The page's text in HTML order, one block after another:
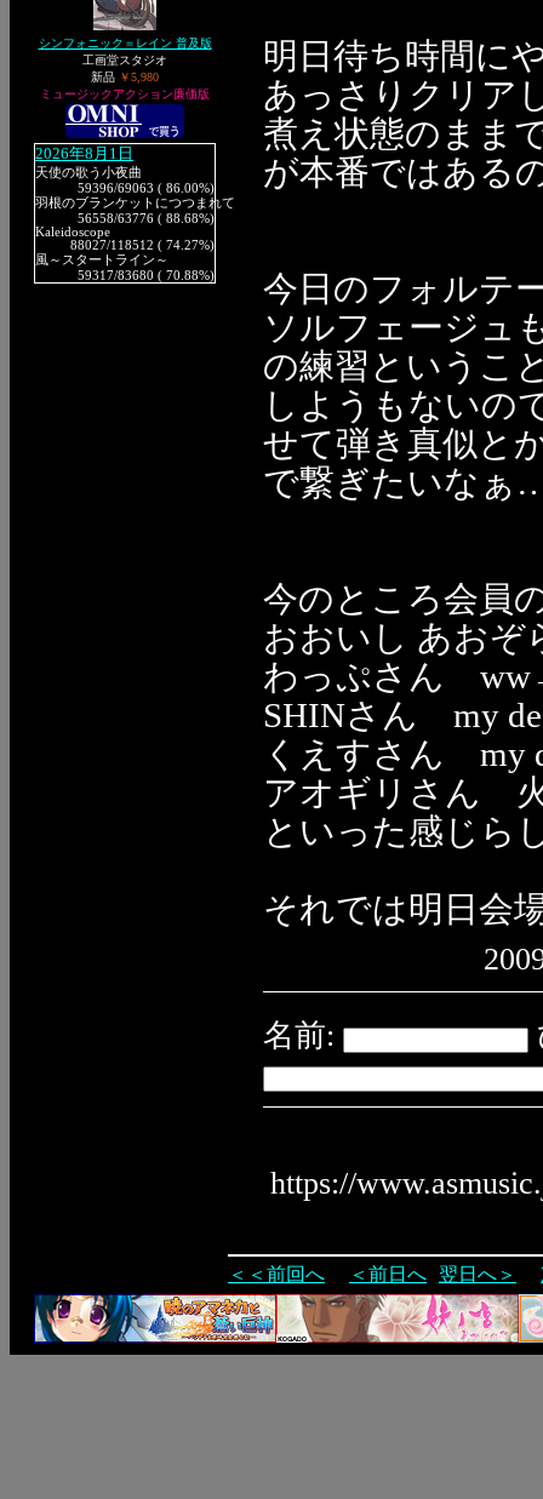
シンフォニック＝レイン 普及版
工画堂スタジオ
新品 ￥5,980
ミュージックアクション廉価版
2026年8月1日
天使の歌う小夜曲
59396/69063 ( 86.00%)
羽根のブランケットにつつまれて
56558/63776 ( 88.68%)
Kaleidoscope
88027/118512 ( 74.27%)
風～スタートライン～
59317/83680 ( 70.88%)
明日待ち時間に
あっさりクリア
煮え状態のまま
が本番ではある
今日のフォルテ
ソルフェージュ
の練習というこ
しようもないの
せて弾き真似と
で繋ぎたいなぁ
今のところ会員
おおいし あお
わっぷさん
SHINさん my
くえすさん my
アオギリさん
といった感じら
それでは明日会
名前:
https://
＜＜前回へ ＜前日へ 翌日へ＞